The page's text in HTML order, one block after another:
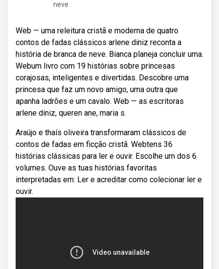
neve
Web — uma releitura cristã e moderna de quatro
contos de fadas clássicos arlene diniz reconta a
história de branca de neve. Bianca planeja concluir uma.
Webum livro com 19 histórias sobre princesas
corajosas, inteligentes e divertidas. Descobre uma
princesa que faz um novo amigo, uma outra que
apanha ladrões e um cavalo. Web — as escritoras
arlene diniz, queren ane, maria s.
Araújo e thaís oliveira transformaram clássicos de
contos de fadas em ficção cristã. Webtens 36
histórias clássicas para ler e ouvir. Escolhe um dos 6
volumes. Ouve as tuas histórias favoritas
interpretadas em: Ler e acreditar como colecionar ler e
ouvir.